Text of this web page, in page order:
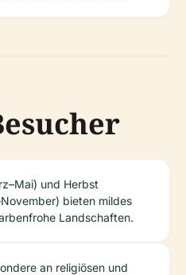
und Herbst
bieten mildes
Landschaften.
an religiösen und